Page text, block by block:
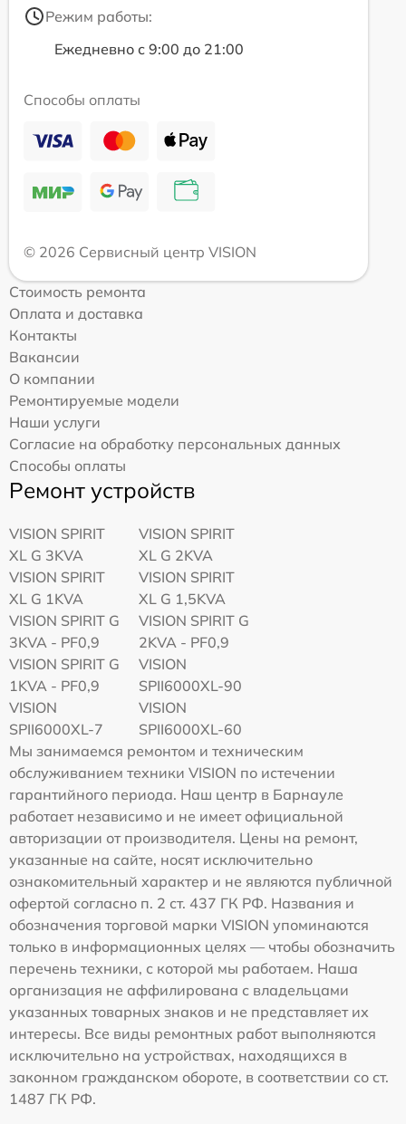
Режим работы:
Ежедневно с 9:00 до 21:00
Способы оплаты
© 2026 Сервисный центр VISION
Стоимость ремонта
Оплата и доставка
Контакты
Вакансии
О компании
Ремонтируемые модели
Наши услуги
Согласие на обработку персональных данных
Способы оплаты
Ремонт устройств
VISION SPIRIT
XL G 3KVA
VISION SPIRIT
XL G 2KVA
VISION SPIRIT
XL G 1KVA
VISION SPIRIT
XL G 1,5KVA
VISION SPIRIT G
3KVA - PF0,9
VISION SPIRIT G
2KVA - PF0,9
VISION SPIRIT G
1KVA - PF0,9
VISION
SPII6000XL-90
VISION
SPII6000XL-7
VISION
SPII6000XL-60
Мы занимаемся ремонтом и техническим
обслуживанием техники VISION по истечении
гарантийного периода. Наш центр в Барнауле
работает независимо и не имеет официальной
авторизации от производителя. Цены на ремонт,
указанные на сайте, носят исключительно
ознакомительный характер и не являются публичной
офертой согласно п. 2 ст. 437 ГК РФ. Названия и
обозначения торговой марки VISION упоминаются
только в информационных целях — чтобы обозначить
перечень техники, с которой мы работаем. Наша
организация не аффилирована с владельцами
указанных товарных знаков и не представляет их
интересы. Все виды ремонтных работ выполняются
исключительно на устройствах, находящихся в
законном гражданском обороте, в соответствии со ст.
1487 ГК РФ.